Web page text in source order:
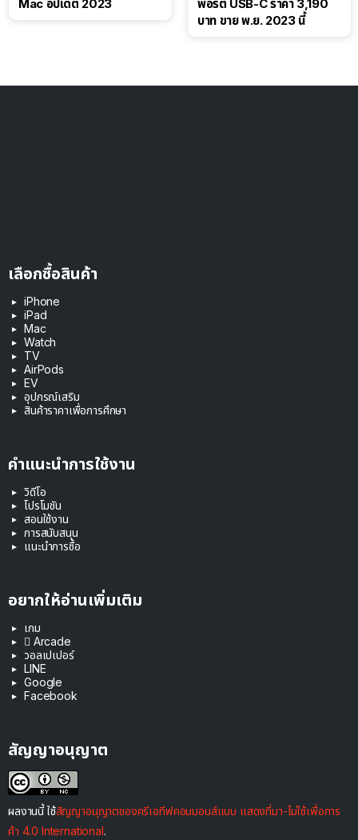
Mac อัปเดต 2023
พอร์ต USB-C ราคา 3,190
บาท ขาย พ.ย. 2023 นี้
เลือกซื้อสินค้า
iPhone
iPad
Mac
Watch
TV
AirPods
EV
อุปกรณ์เสริม
สินค้าราคาเพื่อการศึกษา
คำแนะนำการใช้งาน
วิดีโอ
โปรโมชัน
สอนใช้งาน
การสนับสนุน
แนะนำการซื้อ
อยากให้อ่านเพิ่มเติม
เกม
 Arcade
วอลเปเปอร์
LINE
Google
Facebook
สัญญาอนุญาต
ผลงานนี้ ใช้สัญญาอนุญาตของครีเอทีฟคอมมอนส์แบบ แสดงที่มา-ไม่ใช้เพื่อการ
ค้า 4.0 International.